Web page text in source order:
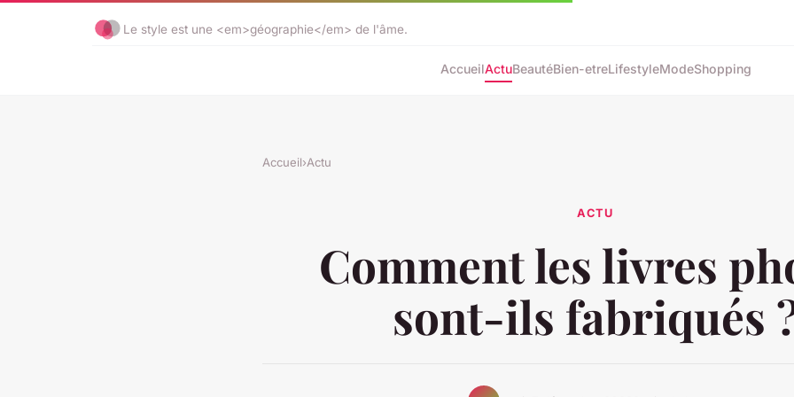
Le style est une <em>géographie</em> de l'âme.
AccueilActuBeautéBien-etreLifestyleModeShopping
Accueil›Actu
ACTU
Comment les livres
sont-ils fabriqués